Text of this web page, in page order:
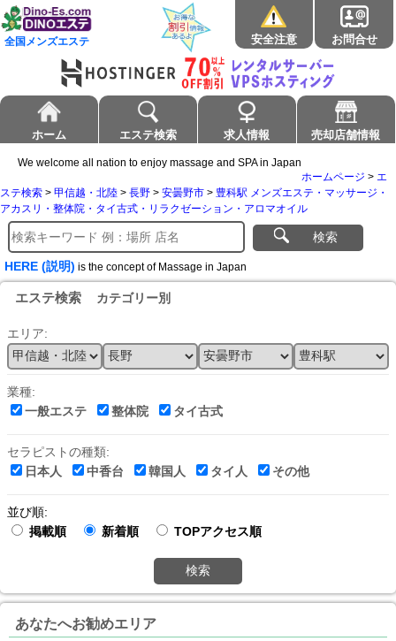
全国メンズエステ 安全注意 お問合せ
ホーム エステ検索 求人情報 売却店舗情報
We welcome all nation to enjoy massage and SPA in Japan
ホームページ > エ
ステ検索 > 甲信越・北陸 > 長野 > 安曇野市 > 豊科駅 メンズエステ・マッサージ・
アカスリ・整体院・タイ古式・リラクゼーション・アロマオイル
検索
HERE (説明) is the concept of Massage in Japan
エステ検索 カテゴリー別
エリア:
業種:
一般エステ
整体院 タイ古式
セラピストの種類:
日本人
中香台 韓国人 タイ人 その他
並び順:
掲載順
新着順 TOPアクセス順
検索
あなたへお勧めエリア